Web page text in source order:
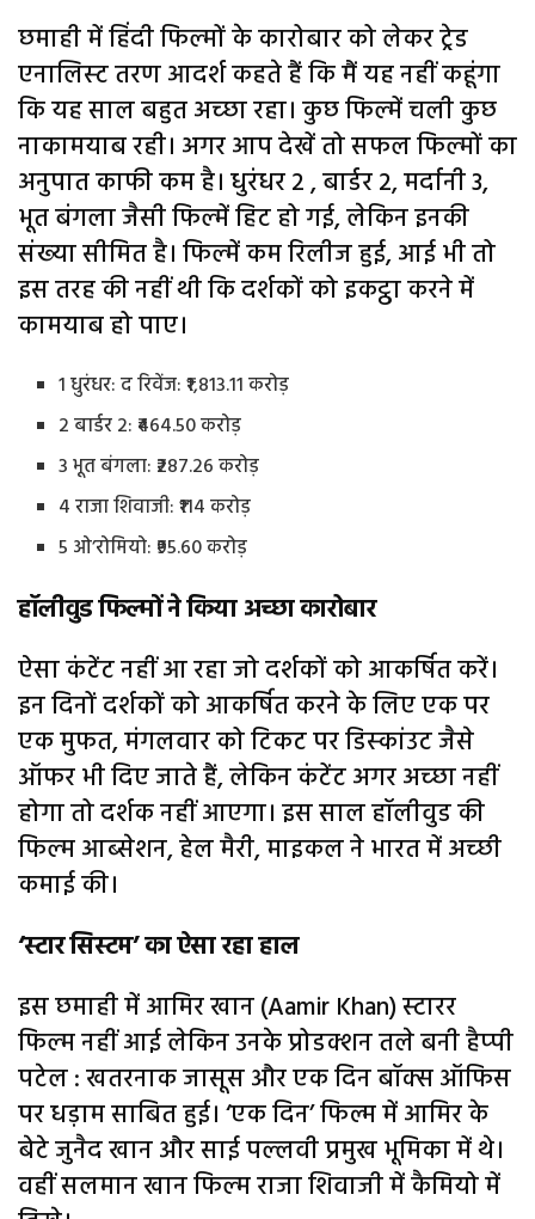
छमाही में हिंदी फिल्‍मों के कारोबार को लेकर ट्रेड
एनालिस्‍ट तरण आदर्श कहते हैं कि मैं यह नहीं कहूंगा
कि यह साल बहुत अच्‍छा रहा। कुछ फिल्‍में चली कुछ
नाकामयाब रही। अगर आप देखें तो सफल फिल्‍मों का
अनुपात काफी कम है। धुरंधर 2 , बार्डर 2, मर्दानी 3,
भूत बंगला जैसी फिल्‍में हिट हो गई, लेकिन इनकी
संख्‍या सीमित है। फिल्‍में कम रिलीज हुई, आई भी तो
इस तरह की नहीं थी कि दर्शकों को इकट्ठा करने में
कामयाब हो पाए।
1 धुरंधर: द रिवेंज: ₹1,813.11 करोड़
2 बार्डर 2: ₹464.50 करोड़
3 भूत बंगला: ₹287.26 करोड़
4 राजा शिवाजी: ₹114 करोड़
5 ओ’रोमियो: ₹95.60 करोड़
हॉलीवुड फिल्मों ने किया अच्छा कारोबार
ऐसा कंटेंट नहीं आ रहा जो दर्शकों को आकर्षित करें।
इन दिनों दर्शकों को आ‍कर्षित करने के लिए एक पर
एक मुफत, मंगलवार को टिकट पर डिस्‍कांउट जैसे
ऑफर भी दिए जाते हैं, लेकिन कंटेंट अगर अच्‍छा नहीं
होगा तो दर्शक नहीं आएगा। इस साल हॉलीवुड की
फिल्‍म आब्‍सेशन, हेल मैरी, माइकल ने भारत में अच्‍छी
कमाई की।
‘स्टार सिस्टम’ का ऐसा रहा हाल
इस छमाही में आमिर खान (Aamir Khan) स्टारर
फिल्‍म नहीं आई लेकिन उनके प्रोडक्‍शन तले बनी हैप्‍पी
पटेल : खतरनाक जासूस और एक दिन बॉक्स ऑफिस
पर धड़ाम साबित हुई। ‘एक दिन’ फिल्म में आमिर के
बेटे जुनैद खान और साई पल्‍लवी प्रमुख भूमिका में थे।
वहीं सलमान खान फिल्‍म राजा शिवाजी में कैमियो में